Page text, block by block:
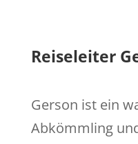
Reiseleiter
Gerson ist ein
Abkömmling